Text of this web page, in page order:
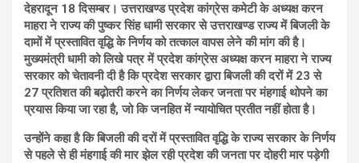
देहरादून 18 दिसम्बर। उत्तराखण्ड प्रदेश कांग्रेस कमेटी के अध्यक्ष करन
माहरा ने राज्य की पुष्कर सिंह धामी सरकार से उत्तराखण्ड राज्य में बिजली के
दामों में प्रस्तावित वृद्धि के निर्णय को तत्काल वापस लेने की मांग की है।
मुख्यमंत्री धामी को लिखे पत्र में प्रदेश कांग्रेस अध्यक्ष करन माहरा ने राज्य
सरकार को चेतावनी दी है कि प्रदेश सरकार द्वारा बिजली की दरों में 23 से
27 प्रतिशत की बढ़ोतरी करने का निर्णय लेकर जनता पर मंहगाई थोपने का
प्रयास किया जा रहा है, जो कि जनहित में न्यायोचित प्रतीत नहीं होता है।
उन्होंने कहा है कि बिजली की दरों में प्रस्तावित वृद्धि के राज्य सरकार के निर्णय
से पहले से ही मंहगाई की मार झेल रही प्रदेश की जनता पर दोहरी मार पड़ेगी